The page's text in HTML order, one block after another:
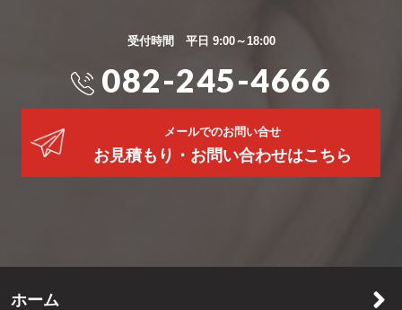
受付時間 平日 9:00～18:00
082-245-4666
メールでのお問い合せ
お見積もり・お問い合わせはこちら
ホーム